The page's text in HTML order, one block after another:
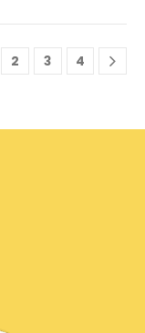
2 3 4